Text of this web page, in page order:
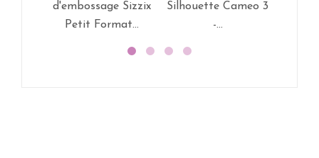
d'embossage Sizzix
Petit Format...
Silhouette Cameo 3
-...